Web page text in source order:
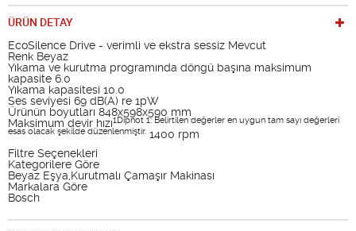
ÜRÜN DETAY
EcoSilence Drive - verimli ve ekstra sessiz Mevcut
Renk Beyaz
Yıkama ve kurutma programında döngü başına maksimum
kapasite 6.0
Yıkama kapasitesi 10.0
Ses seviyesi 69 dB(A) re 1pW
Ürünün boyutları 848x598x590 mm
Maksimum devir hızı1Dipnot 1: Belirtilen değerler en uygun tam sayı değerleri
esas olacak şekilde düzenlenmiştir. 1400 rpm
Filtre Seçenekleri
Kategorilere Göre
Beyaz Eşya,Kurutmalı Çamaşır Makinası
Markalara Göre
Bosch